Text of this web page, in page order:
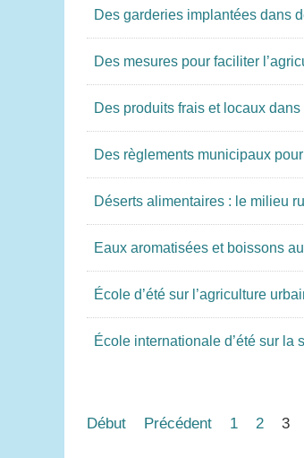
Des garderies implantées dans
Des mesures pour faciliter
Des produits frais et locaux
Des règlements municipaux
Déserts alimentaires : le milieu
Eaux aromatisées et boissons
École d’été sur l’agriculture
École internationale d’été sur la
Début Précédent 1 2 3